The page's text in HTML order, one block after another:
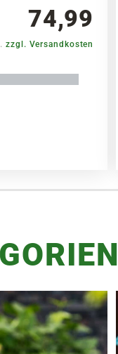
74,99
zzgl. Versandkosten